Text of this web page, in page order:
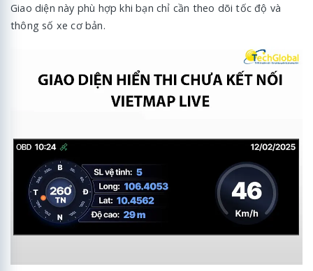
Giao diện này phù hợp khi bạn chỉ cần theo dõi tốc độ và
thông số xe cơ bản.